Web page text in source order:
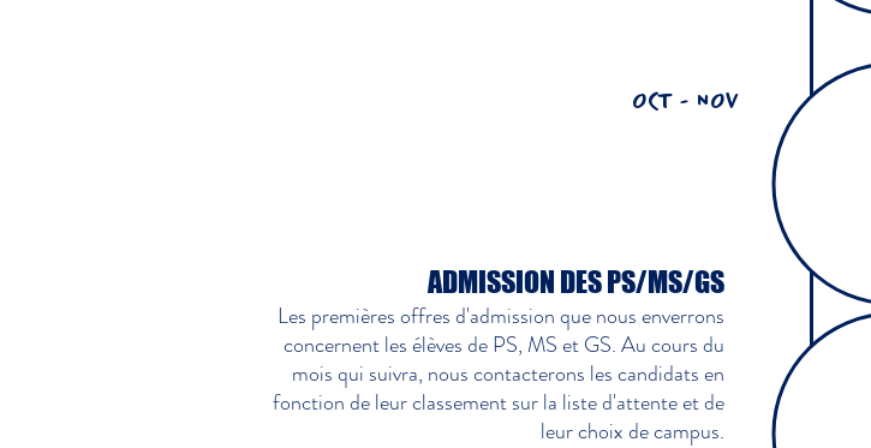
OCT - NOV
ADMISSION DES PS/MS/GS
Les premières offres d'admission que nous enverrons
concernent les élèves de PS, MS et GS. Au cours du
mois qui suivra, nous contacterons les candidats en
fonction de leur classement sur la liste d'attente et de
leur choix de campus.